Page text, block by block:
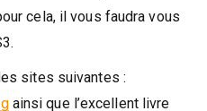
cela, il vous faudra vous
sites suivantes :
ainsi que l’excellent livre